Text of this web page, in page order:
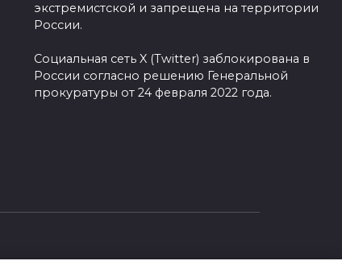
экстремистской и запрещена на территории
России.
Социальная сеть X (Twitter) заблокирована в
России согласно решению Генеральной
прокуратуры от 24 февраля 2022 года.